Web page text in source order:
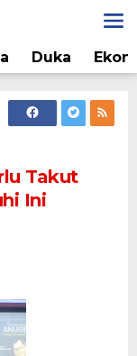
Duka
Takut
Ini